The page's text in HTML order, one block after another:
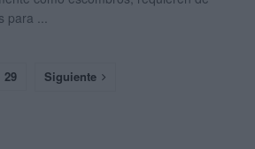
para ...
29 Siguiente